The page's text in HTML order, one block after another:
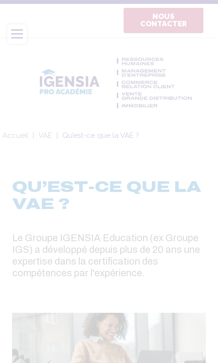
Aller
contenu
principal
NOUS
CONTACTER
Fil
Accueil VAE Qu’est-ce que la VAE ?
QU’EST-CE QUE LA
VAE ?
Le Groupe IGENSIA Education (ex Groupe
IGS) a développé depuis plus de 20 ans une
expertise dans la certification des
compétences par l'expérience.